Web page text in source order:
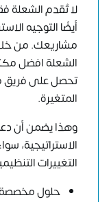
لا تُقدم الشعلة
أيضًا التوجيه
مشاريعك. من
الشعلة افضل
تحصل على فريق
المتغيرة.
وهذا يضمن أن
الاستراتيجية،
التغييرات
حلول مخصصة